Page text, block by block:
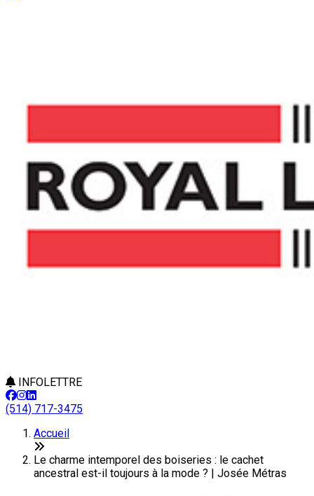
INFOLETTRE
(514) 717-3475
Accueil
Le charme intemporel des boiseries : le cachet
ancestral est-il toujours à la mode ? | Josée Métras